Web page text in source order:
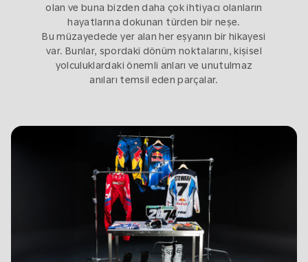
olan ve buna bizden daha çok ihtiyacı olanların
hayatlarına dokunan türden bir neşe.
Bu müzayedede yer alan her eşyanın bir hikayesi
var. Bunlar, spordaki dönüm noktalarını, kişisel
yolculuklardaki önemli anları ve unutulmaz
anıları temsil eden parçalar.